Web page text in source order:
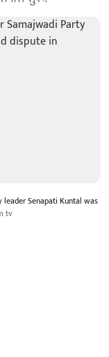
Senapati Kuntal was
tv